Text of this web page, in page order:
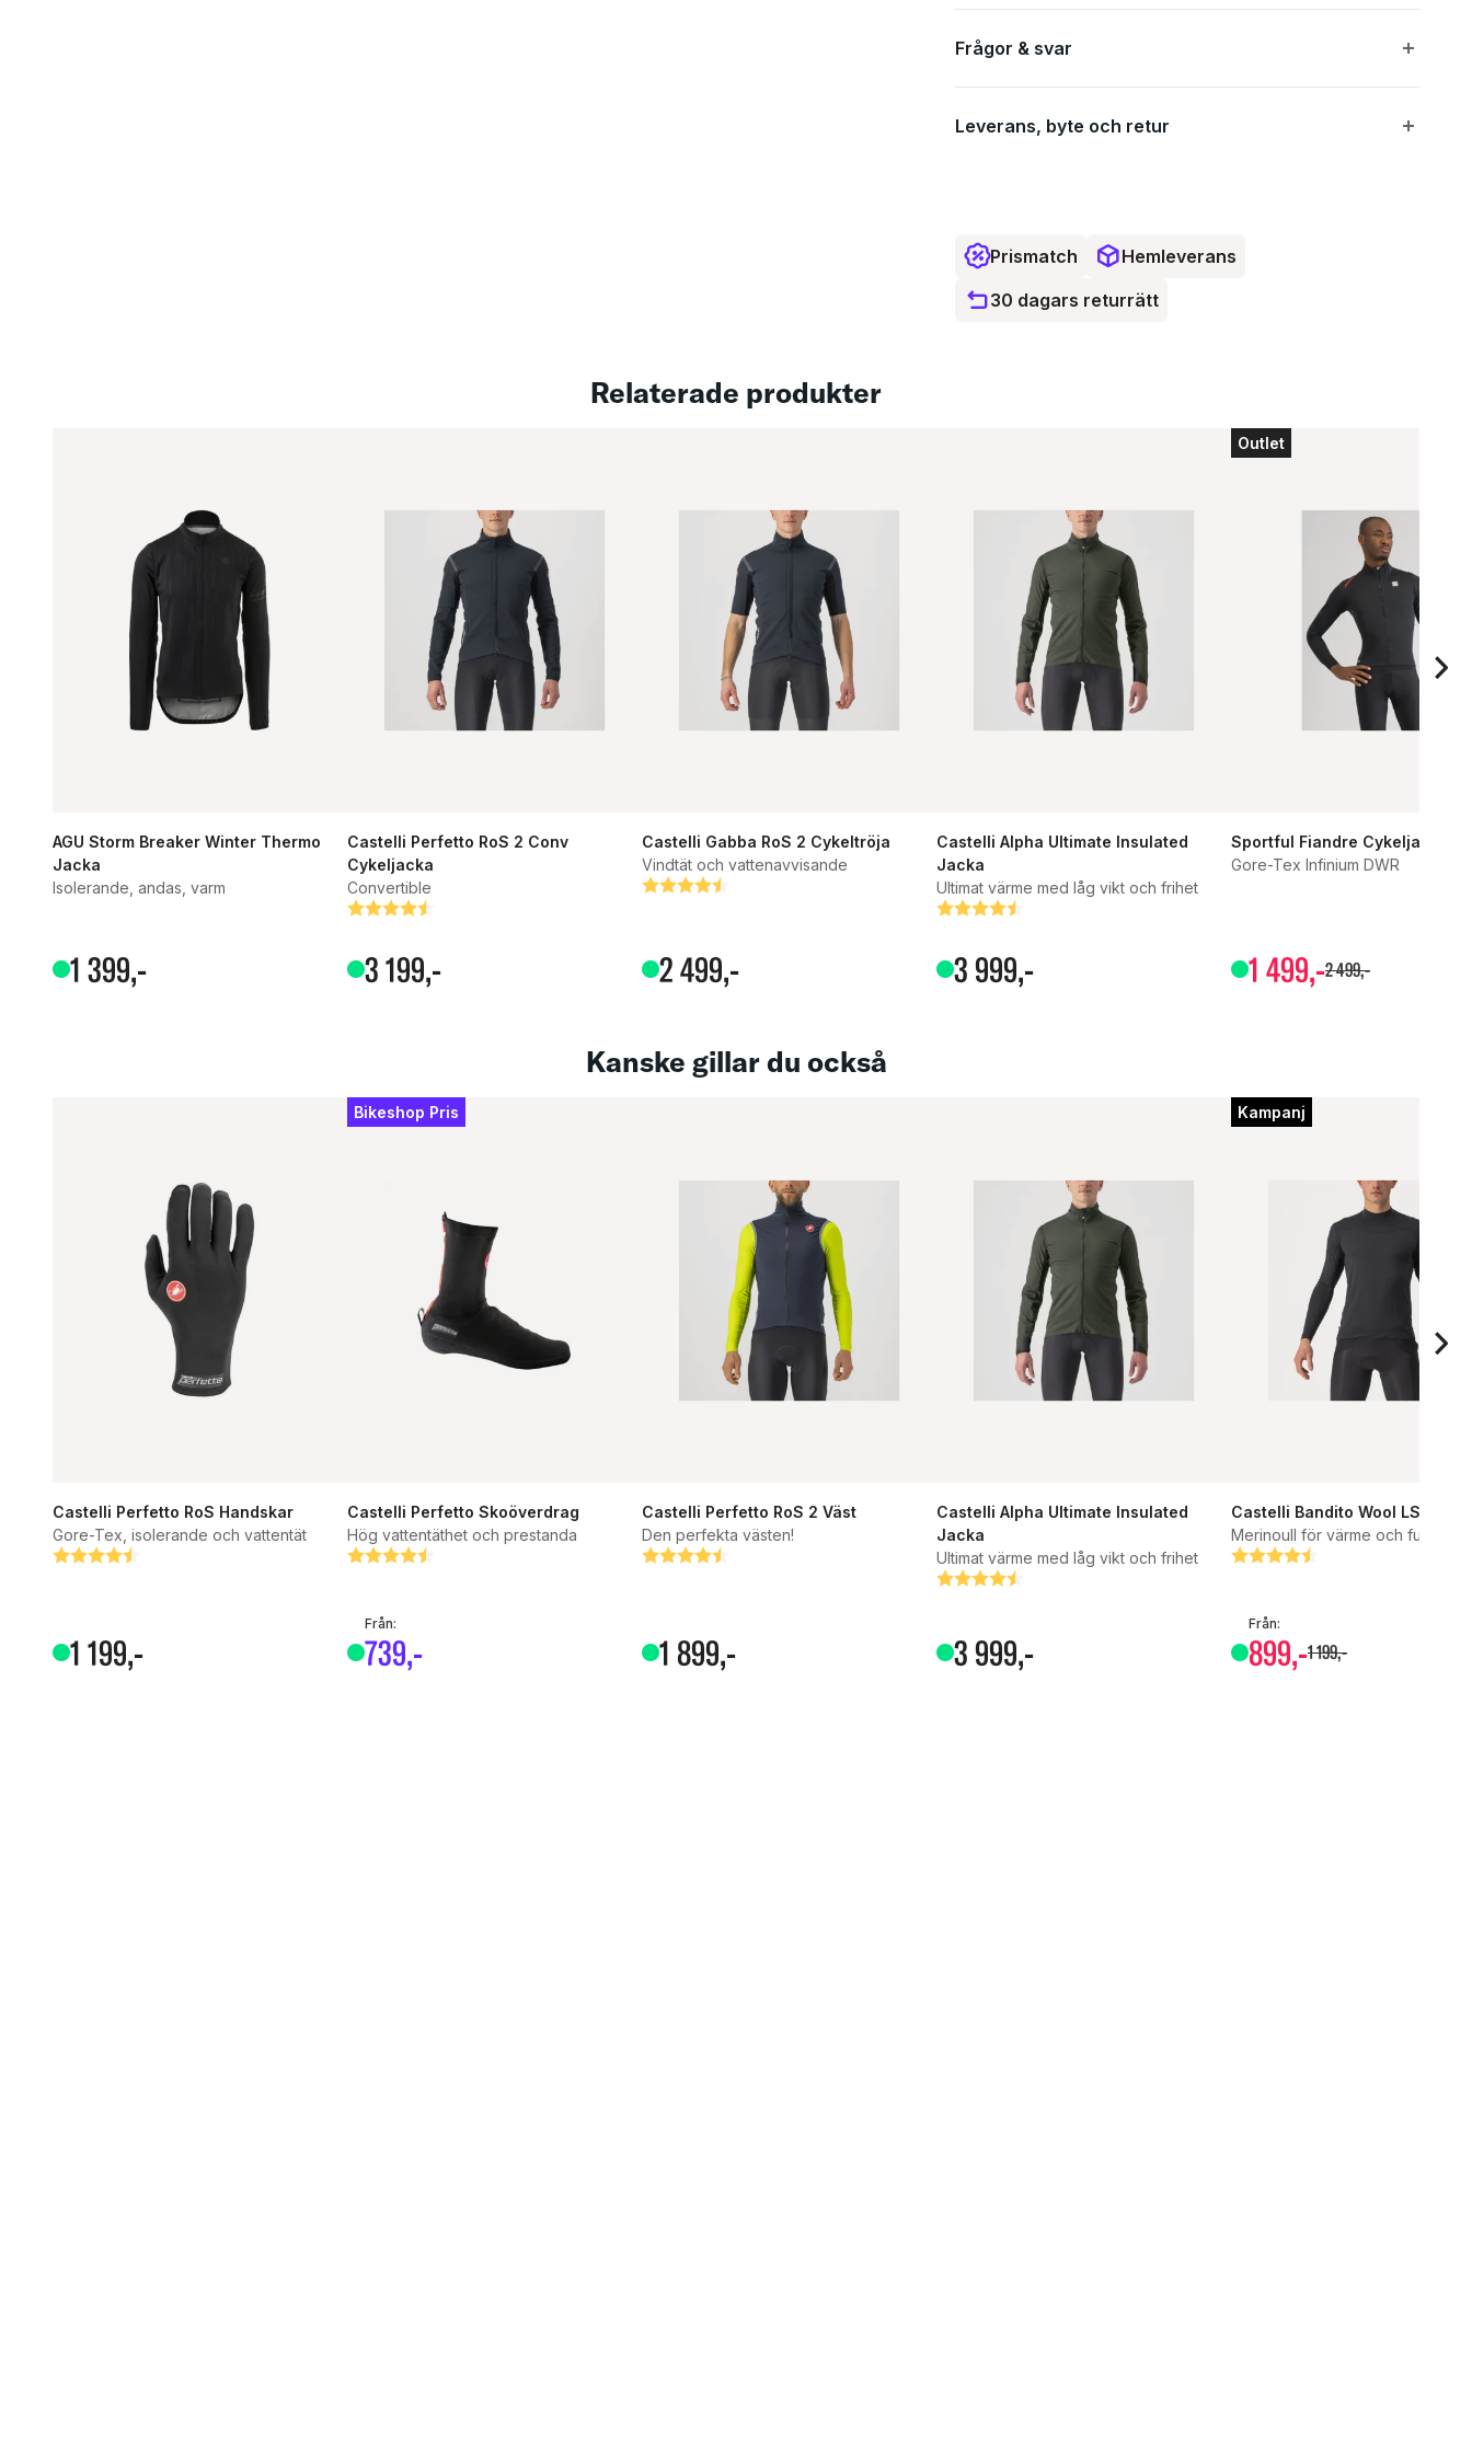
extra stretch och andningsförmåga
Tejpade axelsömmar för extra regnskydd
YKK dragkedja med stormklaff
Specifikationer:
Storleksinformation: Liten i storleken
Frågor & svar
Leverans, byte och retur
Prismatch
Hemleverans
30 dagars returrätt
Relaterade produkter
AGU Storm Breaker Winter Thermo
Jacka
Isolerande, andas, varm
1 399,-
Castelli Perfetto RoS 2 Conv
Cykeljacka
Convertible
Betyg:
4.7 utav 5 stjärnor
3199,-
Castelli Gabba RoS 2 Cykeltröja
Vindtät och vattenavvisande
Betyg:
4.6 utav 5 stjärnor
2499,-
Castelli Alpha Ultimate Insulated
Jacka
Ultimat värme med låg vikt och frihet
Betyg:
4.8 utav 5 stjärnor
3999,-
Outlet
Sportful Fiandre Cykeljacka
Gore-Tex Infinium DWR
1 499,-2499,-
Kanske gillar du också
Castelli Perfetto RoS Handskar
Gore-Tex, isolerande och vattentät
Betyg:
4.5 utav 5 stjärnor
1 199,-
Bikeshop Pris
Castelli Perfetto Skoöverdrag
Hög vattentäthet och prestanda
Betyg:
4.7 utav 5 stjärnor
739,-
Från:
Castelli Perfetto RoS 2 Väst
Den perfekta västen!
Betyg:
4.5 utav 5 stjärnor
1 899,-
Castelli Alpha Ultimate Insulated
Jacka
Ultimat värme med låg vikt och frihet
Betyg:
4.8 utav 5 stjärnor
3999,-
Kampanj
Castelli Bandito Wool LS
Merinoull för värme och
Betyg:
4.8 utav 5 stjärnor
899,-1199,-
Från: